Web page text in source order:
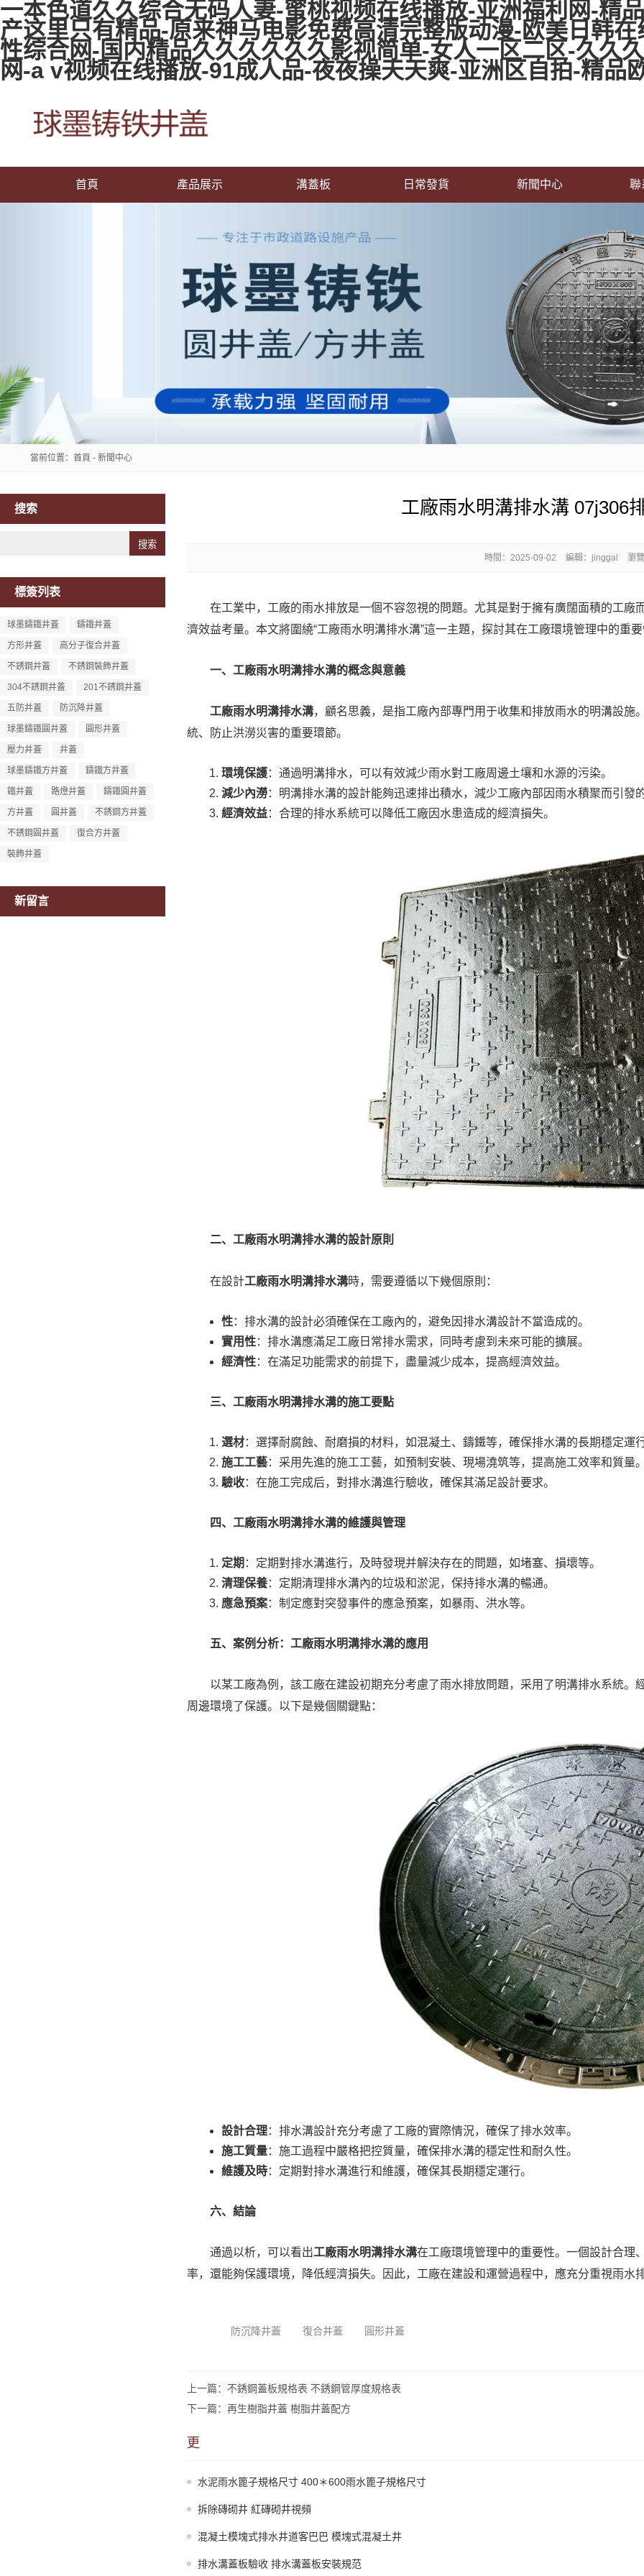
一本色道久久综合无码人妻-蜜桃视频在线播放-亚洲福利网-精
产这里只有精品-原来神马电影免费高清完整版动漫-欧美日韩
性综合网-国内精品久久久久久久影视简单-女人一区二区-久久
网-a v视频在线播放-91成人品-夜夜操天天爽-亚洲区自拍-精品
首頁 產品展示 溝蓋板 日常發貨 新聞中心 聯
當前位置： 首頁 - 新聞中心
搜索
標簽列表
球墨鑄鐵井蓋 鑄鐵井蓋
方形井蓋 高分子復合井蓋
不銹鋼井蓋 不銹鋼裝飾井蓋
304不銹鋼井蓋 201不銹鋼井蓋
五防井蓋 防沉降井蓋
球墨鑄鐵圓井蓋 圓形井蓋
壓力井蓋 井蓋
球墨鑄鐵方井蓋 鑄鐵方井蓋
鐵井蓋 路燈井蓋 鑄鐵圓井蓋
方井蓋 圓井蓋 不銹鋼方井蓋
不銹鋼圓井蓋 復合方井蓋
裝飾井蓋
新留言
工廠雨水明溝排水溝 07j306
時間： 2025-09-02 編輯：jinggai 瀏
在工業中，工廠的雨水排放是一個不容忽視的問題。尤其是對于擁有廣闊面積的工廠
濟效益考量。本文將圍繞“工廠雨水明溝排水溝”這一主題，探討其在工廠環境管理中的重
一、工廠雨水明溝排水溝的概念與意義
工廠雨水明溝排水溝，顧名思義，是指工廠內部專門用于收集和排放雨水的明溝設
統、防止洪澇災害的重要環節。
環境保護：通過明溝排水，可以有效減少雨水對工廠周邊土壤和水源的污染。
減少內澇：明溝排水溝的設計能夠迅速排出積水，減少工廠內部因雨水積聚而引發
經濟效益：合理的排水系統可以降低工廠因水患造成的經濟損失。
二、工廠雨水明溝排水溝的設計原則
在設計工廠雨水明溝排水溝時，需要遵循以下幾個原則：
性：排水溝的設計必須確保在工廠內的，避免因排水溝設計不當造成的。
實用性：排水溝應滿足工廠日常排水需求，同時考慮到未來可能的擴展。
經濟性：在滿足功能需求的前提下，盡量減少成本，提高經濟效益。
三、工廠雨水明溝排水溝的施工要點
選材：選擇耐腐蝕、耐磨損的材料，如混凝土、鑄鐵等，確保排水溝的長期穩定運
施工工藝：采用先進的施工工藝，如預制安裝、現場澆筑等，提高施工效率和質量
驗收：在施工完成后，對排水溝進行驗收，確保其滿足設計要求。
四、 工廠雨水明溝排水溝的維護與管理
定期 ：定期對排水溝進行，及時發現并解決存在的問題，如堵塞、損壞等。
清理保養：定期清理排水溝內的垃圾和淤泥，保持排水溝的暢通。
應急預案：制定應對突發事件的應急預案，如暴雨、洪水等。
五、案例分析： 工廠雨水明溝排水溝的應用
以某工廠為例，該工廠在建設初期充分考慮了雨水排放問題，采用了明溝排水系統。
周邊環境了保護。以下是幾個關鍵點：
設計合理：排水溝設計充分考慮了工廠的實際情況，確保了排水效率。
施工質量：施工過程中嚴格把控質量，確保排水溝的穩定性和耐久性。
維護及時：定期對排水溝進行和維護，確保其長期穩定運行。
六、結論
通過以析，可以看出工廠雨水明溝排水溝在工廠環境管理中的重要性。一個設計合理
率，還能夠保護環境，降低經濟損失。因此，工廠在建設和運營過程中，應充分重視雨水
防沉降井蓋 復合井蓋 圓形井蓋
上一篇：不銹鋼蓋板規格表 不銹鋼管厚度規格表
下一篇：再生樹脂井蓋 樹脂井蓋配方
更
水泥雨水篦子規格尺寸 400＊600雨水篦子規格尺寸
拆除磚砌井 紅磚砌井視頻
混凝土模塊式排水井道客巴巴 模塊式混凝土井
排水溝蓋板驗收 排水溝蓋板安裝規范